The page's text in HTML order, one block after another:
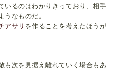
いるのはわかりきっており、相手
うなものだ。
アサリ を作ることを考えたほうが
も次を見据え離れていく場合もあ